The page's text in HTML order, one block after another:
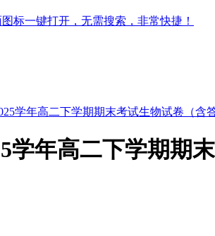
标一键打开，无需搜索，非常快捷！
学年高二下学期期末考试生物试卷（含
学年高二下学期期